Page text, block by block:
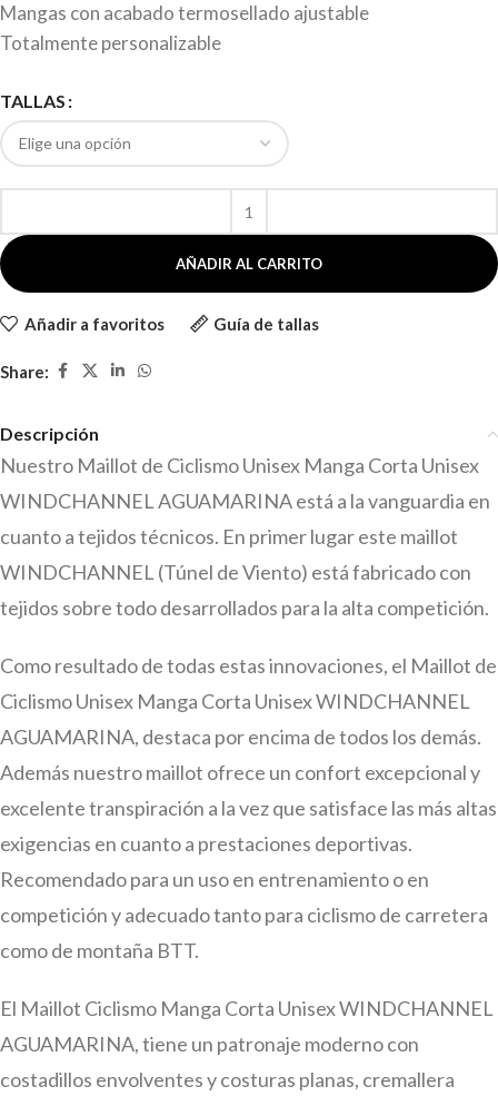
Mangas con acabado termosellado ajustable
Totalmente personalizable
TALLAS
AÑADIR AL CARRITO
Añadir a favoritos Guía de tallas
Share:
Descripción
Nuestro Maillot de Ciclismo Unisex Manga Corta Unisex
WINDCHANNEL AGUAMARINA está a la vanguardia en
cuanto a tejidos técnicos. En primer lugar este maillot
WINDCHANNEL (Túnel de Viento) está fabricado con
tejidos sobre todo desarrollados para la alta competición.
Como resultado de todas estas innovaciones, el Maillot de
Ciclismo Unisex Manga Corta Unisex WINDCHANNEL
AGUAMARINA, destaca por encima de todos los demás.
Además nuestro maillot ofrece un confort excepcional y
excelente transpiración a la vez que satisface las más altas
exigencias en cuanto a prestaciones deportivas.
Recomendado para un uso en entrenamiento o en
competición y adecuado tanto para ciclismo de carretera
como de montaña BTT.
El Maillot Ciclismo Manga Corta Unisex WINDCHANNEL
AGUAMARINA, tiene un patronaje moderno con
costadillos envolventes y costuras planas, cremallera